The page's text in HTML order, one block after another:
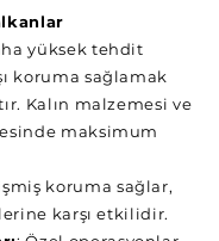
yüksek tehdit
koruma sağlamak
Kalın malzemesi ve
maksimum
koruma sağlar,
karşı etkilidir.